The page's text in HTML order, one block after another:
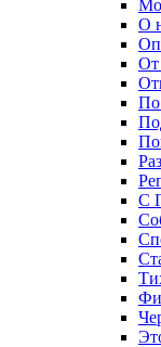
О
От
По
С